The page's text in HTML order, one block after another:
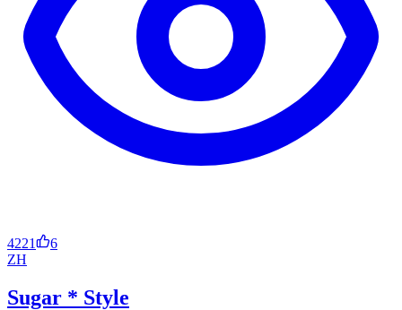
4221
6
ZH
Sugar * Style